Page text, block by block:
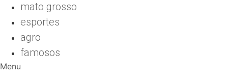
mato grosso
esportes
agro
famosos
Menu